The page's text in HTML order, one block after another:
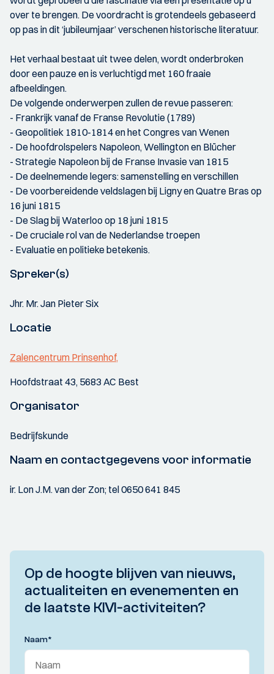
over te brengen. De voordracht is grotendeels gebaseerd
op pas in dit ‘jubileumjaar’ verschenen historische literatuur.
Het verhaal bestaat uit twee delen, wordt onderbroken
door een pauze en is verluchtigd met 160 fraaie
afbeeldingen.
De volgende onderwerpen zullen de revue passeren:
- Frankrijk vanaf de Franse Revolutie (1789)
- Geopolitiek 1810-1814 en het Congres van Wenen
- De hoofdrolspelers Napoleon, Wellington en Blücher
- Strategie Napoleon bij de Franse Invasie van 1815
- De deelnemende legers: samenstelling en verschillen
- De voorbereidende veldslagen bij Ligny en Quatre Bras op
16 juni 1815
- De Slag bij Waterloo op 18 juni 1815
- De cruciale rol van de Nederlandse troepen
- Evaluatie en politieke betekenis.
Spreker(s)
Jhr. Mr. Jan Pieter Six
Locatie
Zalencentrum Prinsenhof,
Hoofdstraat 43, 5683 AC Best
Organisator
Bedrijfskunde
Naam en contactgegevens voor informatie
ir. Lon J.M. van der Zon; tel 0650 641 845
Op de hoogte blijven van nieuws,
actualiteiten en evenementen en
de laatste KIVI-activiteiten?
Naam*